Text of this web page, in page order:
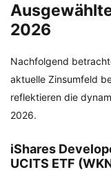
2026
Nachfolgend
aktuelle Zinsumfeld
reflektieren die
2026.
iShares
UCITS ETF